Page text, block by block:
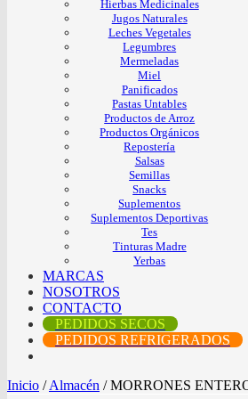
Hierbas Medicinales
Jugos Naturales
Leches Vegetales
Legumbres
Mermeladas
Miel
Panificados
Pastas Untables
Productos de Arroz
Productos Orgánicos
Repostería
Salsas
Semillas
Snacks
Suplementos
Suplementos Deportivas
Tes
Tinturas Madre
Yerbas
MARCAS
NOSOTROS
CONTACTO
PEDIDOS SECOS
PEDIDOS REFRIGERADOS
Inicio / Almacén /MORRONES